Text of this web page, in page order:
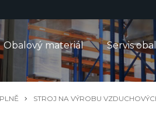
Obalový materiál Servis
STROJ NA VÝROBU